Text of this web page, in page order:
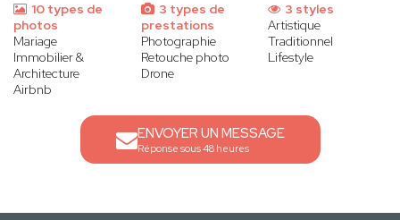
10 types de
photos
Mariage
Immobilier &
Architecture
Airbnb
3 types de
prestations
Photographie
Retouche photo
Drone
3 styles
Artistique
Traditionnel
Lifestyle
ENVOYER UN MESSAGE
Réponse sous 48 heures